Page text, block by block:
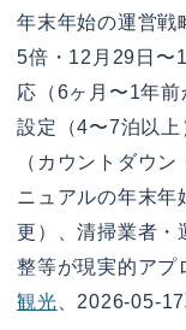
年末年始の運営戦
5倍・12月29日〜
応（6ヶ月〜1年
設定（4〜7泊以
（カウントダウ
ニュアルの年末年
更）、清掃業者・
整等が現実的アプ
観光、2026-05-17